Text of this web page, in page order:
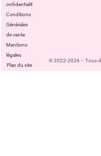
confidentialité
Conditions
Générales
de vente
Mentions
légales
Plan du site
© 2022-2026 – Tous